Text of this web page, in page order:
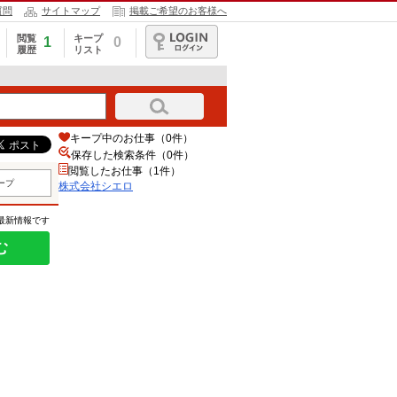
問 サイトマップ 掲載ご希望のお客様へ
閲覧
履歴
1
キープ
リスト
0
ログイン
プ
新情報です
キープ中のお仕事（0件）
保存した検索条件（0件）
閲覧したお仕事（1件）
株式会社シエロ